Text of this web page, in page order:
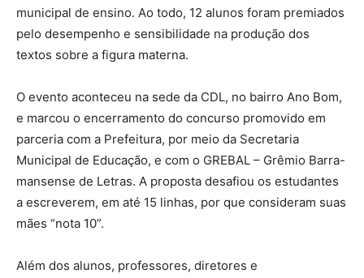
municipal de ensino. Ao todo, 12 alunos foram premiados
pelo desempenho e sensibilidade na produção dos
textos sobre a figura materna.
O evento aconteceu na sede da CDL, no bairro Ano Bom,
e marcou o encerramento do concurso promovido em
parceria com a Prefeitura, por meio da Secretaria
Municipal de Educação, e com o GREBAL – Grêmio Barra-
mansense de Letras. A proposta desafiou os estudantes
a escreverem, em até 15 linhas, por que consideram suas
mães “nota 10”.
Além dos alunos, professores, diretores e